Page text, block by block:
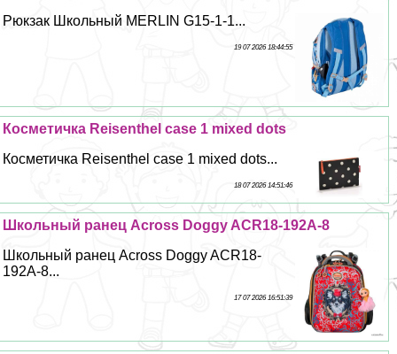
Рюкзак Школьный MERLIN G15-1-1...
19 07 2026 18:44:55
Косметичка Reisenthel case 1 mixed dots
Косметичка Reisenthel case 1 mixed dots...
18 07 2026 14:51:46
Школьный ранец Across Doggy ACR18-192A-8
Школьный ранец Across Doggy ACR18-
192A-8...
17 07 2026 16:51:39